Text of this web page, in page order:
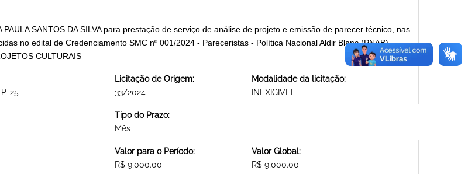
PAULA SANTOS DA SILVA para prestação de serviço de análise de projeto e emissão de parecer técnico, nas
no edital de Credenciamento SMC nº 001/2024 - Pareceristas - Política Nacional Aldir Blanc (PNAB)
CULTURAIS
25
Licitação de Origem:
33/2024
Modalidade da licitação:
INEXIGIVEL
Tipo do Prazo:
Mês
Valor para o Período:
R$ 9,000.00
Valor Global:
R$ 9,000.00